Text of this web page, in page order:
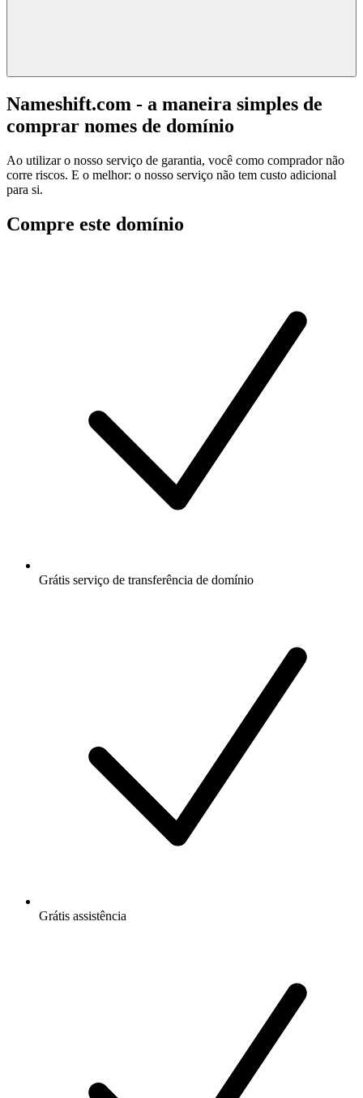
Nameshift.com - a maneira simples de
comprar nomes de domínio
Ao utilizar o nosso serviço de garantia, você como comprador não
corre riscos. E o melhor: o nosso serviço não tem custo adicional
para si.
Compre este domínio
Grátis serviço de transferência de domínio
Grátis assistência